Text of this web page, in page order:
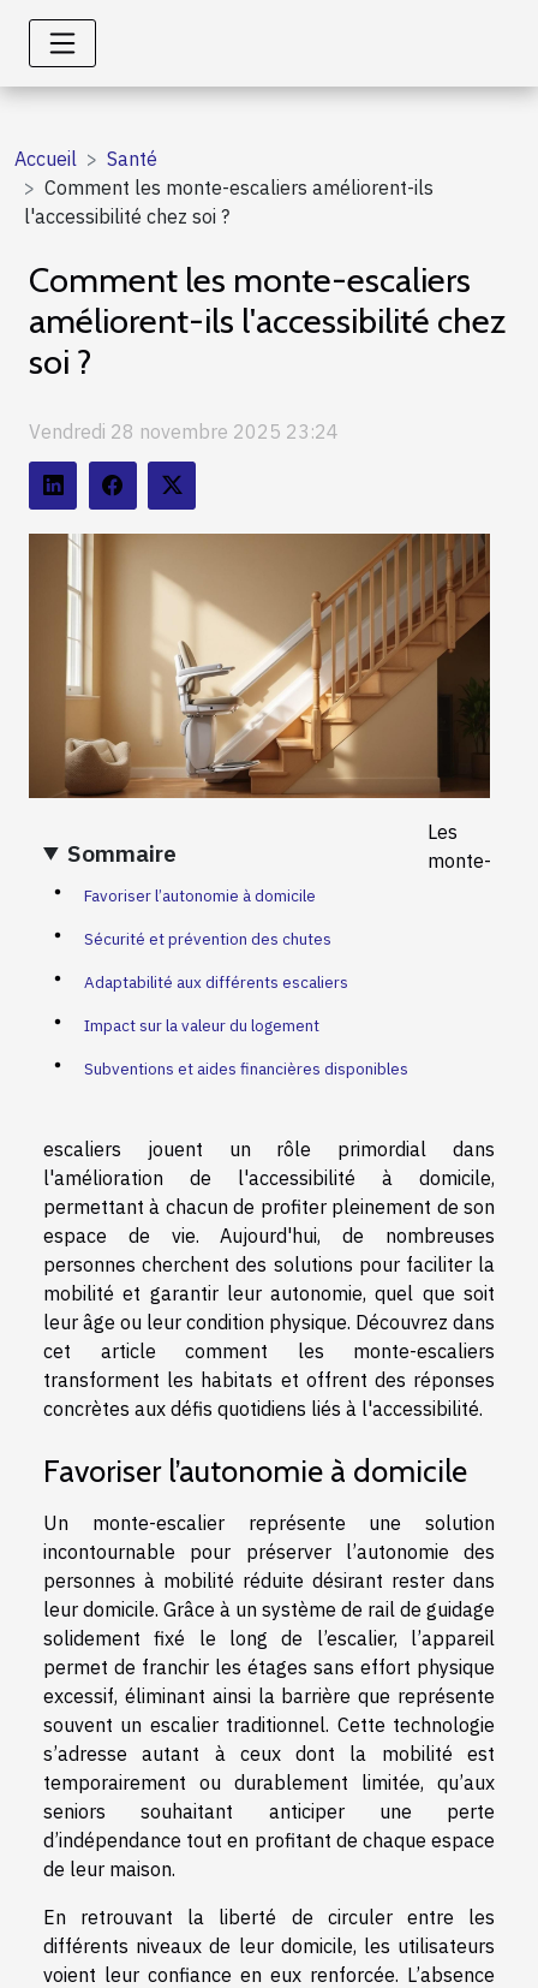
Accueil
Santé
Comment les monte-escaliers améliorent-ils
l'accessibilité chez soi ?
Comment les monte-escaliers
améliorent-ils l'accessibilité chez
soi ?
Vendredi 28 novembre 2025 23:24
Sommaire
Favoriser l’autonomie à domicile
Sécurité et prévention des chutes
Adaptabilité aux différents escaliers
Impact sur la valeur du logement
Subventions et aides financières disponibles
Les
monte-
escaliers jouent un rôle primordial dans
l'amélioration de l'accessibilité à domicile,
permettant à chacun de profiter pleinement de son
espace de vie. Aujourd'hui, de nombreuses
personnes cherchent des solutions pour faciliter la
mobilité et garantir leur autonomie, quel que soit
leur âge ou leur condition physique. Découvrez dans
cet article comment les monte-escaliers
transforment les habitats et offrent des réponses
concrètes aux défis quotidiens liés à l'accessibilité.
Favoriser l’autonomie à domicile
Un monte-escalier représente une solution
incontournable pour préserver l’autonomie des
personnes à mobilité réduite désirant rester dans
leur domicile. Grâce à un système de rail de guidage
solidement fixé le long de l’escalier, l’appareil
permet de franchir les étages sans effort physique
excessif, éliminant ainsi la barrière que représente
souvent un escalier traditionnel. Cette technologie
s’adresse autant à ceux dont la mobilité est
temporairement ou durablement limitée, qu’aux
seniors souhaitant anticiper une perte
d’indépendance tout en profitant de chaque espace
de leur maison.
En retrouvant la liberté de circuler entre les
différents niveaux de leur domicile, les utilisateurs
voient leur confiance en eux renforcée. L’absence